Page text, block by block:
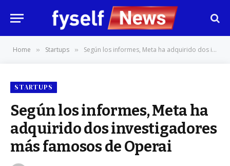
Home » Startups » Según los informes, Meta ha adquirido dos investigadores más famosos de Operai
STARTUPS
Según los informes, Meta ha
adquirido dos investigadores
más famosos de Operai